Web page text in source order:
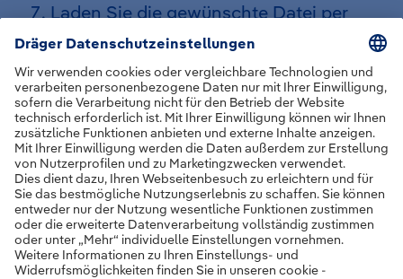
Laden Sie die gewünschte Datei per
Drag & Drop in das vorgesehene Feld
oder klicken Sie aufDateien
Durchsuchen, um sie auszuwählen:
Erlaubte Formate:
PDF-Dokumente (.pdf)
Bilddateien (.png, .jpg, .jpeg)
Klicken Sie aufHinzufügen, um die
Datei zu speichern.